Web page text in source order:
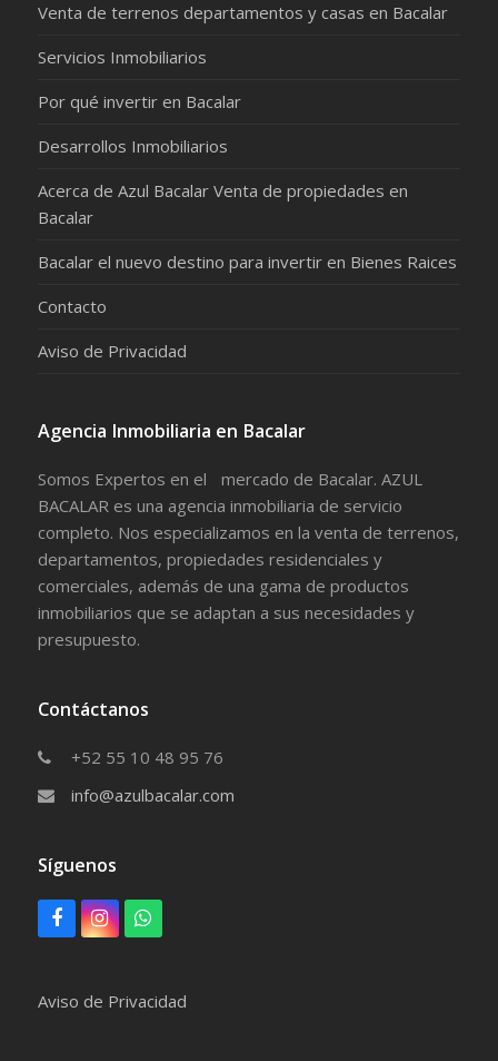
Venta de terrenos departamentos y casas en Bacalar
Servicios Inmobiliarios
Por qué invertir en Bacalar
Desarrollos Inmobiliarios
Acerca de Azul Bacalar Venta de propiedades en
Bacalar
Bacalar el nuevo destino para invertir en Bienes Raices
Contacto
Aviso de Privacidad
Agencia Inmobiliaria en Bacalar
Somos Expertos en el mercado de Bacalar. AZUL
BACALAR es una agencia inmobiliaria de servicio
completo. Nos especializamos en la venta de terrenos,
departamentos, propiedades residenciales y
comerciales, además de una gama de productos
inmobiliarios que se adaptan a sus necesidades y
presupuesto.
Contáctanos
+52 55 10 48 95 76
info@azulbacalar.com
Síguenos
F
b
I
a
W
s
Aviso de Privacidad